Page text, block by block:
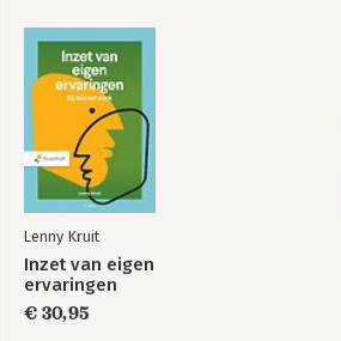
Lenny Kruit
Inzet van eigen
ervaringen
€ 30,95